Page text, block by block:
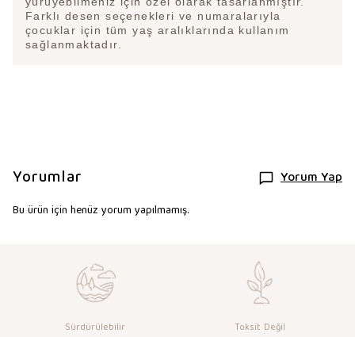
Farklı desen seçenekleri ve numaralarıyla
çocuklar için tüm yaş aralıklarında kullanım
sağlanmaktadır.
Yorumlar Yorum Yap
Bu ürün için henüz yorum yapılmamış.
Sürdürülebilir
Toksit Değil